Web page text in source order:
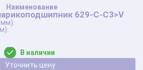
629-C-C3>V
В наличии
Уточнить цену